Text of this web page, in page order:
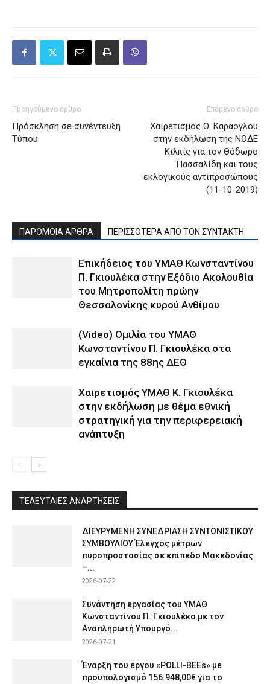
Προηγούμενο άρθρο
Πρόσκληση σε συνέντευξη
Τύπου
Επόμενο άρθρο
Χαιρετισμός Θ. Καράογλου
στην εκδήλωση της ΝΟΔΕ
Κιλκίς για τον Θόδωρο
Πασσαλίδη και τους
εκλογικούς αντιπροσώπους
(11-10-2019)
ΠΑΡΟΜΟΙΑ ΑΡΘΡΑ ΠΕΡΙΣΣΟΤΕΡΑ ΑΠΟ ΤΟΝ ΣΥΝΤΑΚΤΗ
Επικήδειος του ΥΜΑΘ Κωνσταντίνου
Π. Γκιουλέκα στην Εξόδιο Ακολουθία
του Μητροπολίτη πρώην
Θεσσαλονίκης κυρού Ανθίμου
(Video) Ομιλία του ΥΜΑΘ
Κωνσταντίνου Π. Γκιουλέκα στα
εγκαίνια της 88ης ΔΕΘ
Χαιρετισμός ΥΜΑΘ Κ. Γκιουλέκα
στην εκδήλωση με θέμα εθνική
στρατηγική για την περιφερειακή
ανάπτυξη
ΤΕΛΕΥΤΑΙΕΣ ΑΝΑΡΤΗΣΕΙΣ
ΔΙΕΥΡΥΜΕΝΗ ΣΥΝΕΔΡΙΑΣΗ ΣΥΝΤΟΝΙΣΤΙΚΟΥ
ΣΥΜΒΟΥΛΙΟΥ Έλεγχος μέτρων
πυροπροστασίας σε επίπεδο Μακεδονίας
–...
2026-07-22
Συνάντηση εργασίας του ΥΜΑΘ
Κωνσταντίνου Π. Γκιουλέκα με τον
Αναπληρωτή Υπουργό...
2026-07-21
Έναρξη του έργου «POLLI-BEEs» με
προϋπολογισμό 156.948,00€ για το